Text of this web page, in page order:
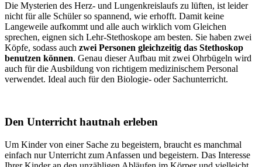
Die Mysterien des Herz- und Lungenkreislaufs zu lüften, ist leider
nicht für alle Schüler so spannend, wie erhofft. Damit keine
Langeweile aufkommt und alle auch wirklich vom Gleichen
sprechen, eignen sich Lehr-Stethoskope am besten. Sie haben zwei
Köpfe, sodass auch zwei Personen gleichzeitig das Stethoskop
benutzen können. Genau dieser Aufbau mit zwei Ohrbügeln wird
auch für die Ausbildung von richtigem medizinischem Personal
verwendet. Ideal auch für den Biologie- oder Sachunterricht.
Den Unterricht hautnah erleben
Um Kinder von einer Sache zu begeistern, braucht es manchmal
einfach nur Unterricht zum Anfassen und begeistern. Das Interesse